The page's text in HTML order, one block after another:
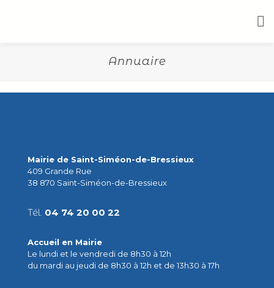
Annuaire
Mairie de Saint-Siméon-de-Bressieux
409 Grande Rue
38 870 Saint-Siméon-de-Bressieux
Tél. 04 74 20 00 22
Accueil en Mairie
Le lundi et le vendredi de 8h30 à 12h
du mardi au jeudi de 8h30 à 12h et de 13h30 à 17h